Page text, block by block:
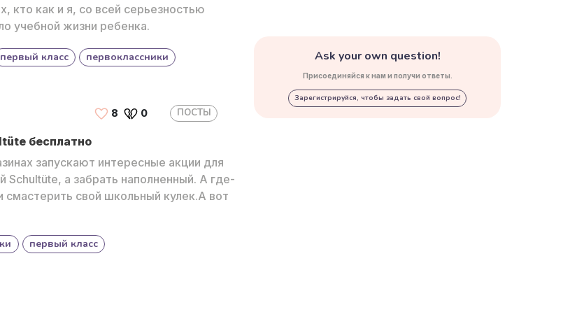
кто как и я, со всей серьезностью
учебной жизни ребенка.
первый класс первоклассники
8 0 ПОСТЫ
бесплатно
запускают интересные акции для
а забрать наполненный. А где-
смастерить свой школьный кулек.А вот
первый класс
Ask your own question!
Присоединяйся к нам и получи ответы.
Зарегистрируйся, чтобы задать свой вопрос!